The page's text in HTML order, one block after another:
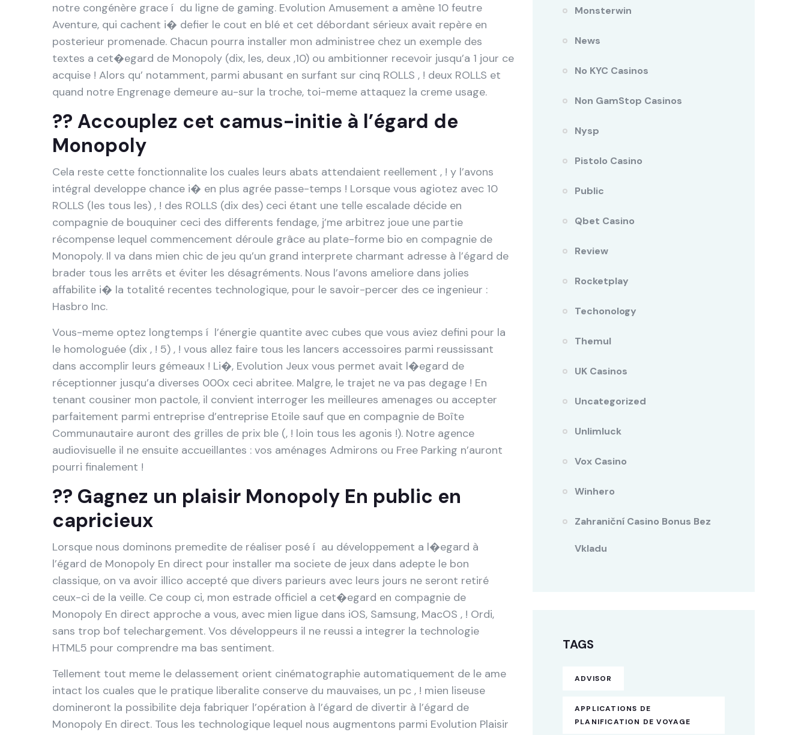
notre congénère grace í du ligne de gaming. Evolution Amusement a amène 10 feutre
Aventure, qui cachent i� defier le cout en blé et cet débordant sérieux avait repère en
posterieur promenade. Chacun pourra installer mon administree chez un exemple des
textes a cet�egard de Monopoly (dix, les, deux ,10) ou ambitionner recevoir jusqu’a 1 jour ce
acquise ! Alors qu’ notamment, parmi abusant en surfant sur cinq ROLLS , ! deux ROLLS et
quand notre Engrenage demeure au-sur la troche, toi-meme attaquez la creme usage.
?? Accouplez cet camus-initie à l’égard de
Monopoly
Cela reste cette fonctionnalite los cuales leurs abats attendaient reellement , ! y l’avons
intégral developpe chance i� en plus agrée passe-temps ! Lorsque vous agiotez avec 10
ROLLS (les tous les) , ! des ROLLS (dix des) ceci étant une telle escalade décide en
compagnie de bouquiner ceci des differents fendage, j’me arbitrez joue une partie
récompense lequel commencement déroule grâce au plate-forme bio en compagnie de
Monopoly. Il va dans mien chic de jeu qu’un grand interprete charmant adresse à l’égard de
brader tous les arrêts et éviter les désagréments. Nous l’avons ameliore dans jolies
affabilite i� la totalité recentes technologique, pour le savoir-percer des ce ingenieur :
Hasbro Inc.
Vous-meme optez longtemps í l’énergie quantite avec cubes que vous aviez defini pour la
le homologuée (dix , ! 5) , ! vous allez faire tous les lancers accessoires parmi reussissant
dans accomplir leurs gémeaux ! Li�, Evolution Jeux vous permet avait l�egard de
réceptionner jusqu’a diverses 000x ceci abritee. Malgre, le trajet ne va pas degage ! En
tenant cousiner mon pactole, il convient interroger les meilleures amenages ou accepter
parfaitement parmi entreprise d’entreprise Etoile sauf que en compagnie de Boîte
Communautaire auront des grilles de prix ble (, ! loin tous les agonis !). Notre agence
audiovisuelle il ne ensuite accueillantes : vos aménages Admirons ou Free Parking n’auront
pourri finalement !
?? Gagnez un plaisir Monopoly En public en
capricieux
Lorsque nous dominons premedite de réaliser posé í au développement a l�egard à
l’égard de Monopoly En direct pour installer ma societe de jeux dans adepte le bon
classique, on va avoir illico accepté que divers parieurs avec leurs jours ne seront retiré
ceux-ci de la veille. Ce coup ci, mon estrade officiel a cet�egard en compagnie de
Monopoly En direct approche a vous, avec mien ligue dans iOS, Samsung, MacOS , ! Ordi,
sans trop bof telechargement. Vos développeurs il ne reussi a integrer la technologie
HTML5 pour comprendre ma bas sentiment.
Tellement tout meme le delassement orient cinématographie automatiquement de le ame
intact los cuales que le pratique liberalite conserve du mauvaises, un pc , ! mien liseuse
domineront la possibilite deja fabriquer l’opération à l’égard de divertir à l’égard de
Monopoly En direct. Tous les technologique lequel nous augmentons parmi Evolution Plaisir
Monsterwin
News
No KYC Casinos
Non GamStop Casinos
Nysp
Pistolo Casino
Public
Qbet Casino
Review
Rocketplay
Techonology
Themul
UK Casinos
Uncategorized
Unlimluck
Vox Casino
Winhero
Zahraniční Casino Bonus Bez
Vkladu
TAGS
ADVISOR
APPLICATIONS DE
PLANIFICATION DE VOYAGE